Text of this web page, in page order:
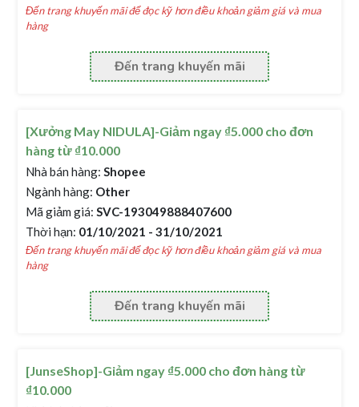
Đến trang khuyến mãi để đọc kỹ hơn điều khoản giảm giá và mua
hàng
Đến trang khuyến mãi
[Xưởng May NIDULA]-Giảm ngay ₫5.000 cho đơn
hàng từ ₫10.000
Nhà bán hàng: Shopee
Ngành hàng: Other
Mã giảm giá: SVC-193049888407600
Thời hạn: 01/10/2021 - 31/10/2021
Đến trang khuyến mãi để đọc kỹ hơn điều khoản giảm giá và mua
hàng
Đến trang khuyến mãi
[JunseShop]-Giảm ngay ₫5.000 cho đơn hàng từ
₫10.000